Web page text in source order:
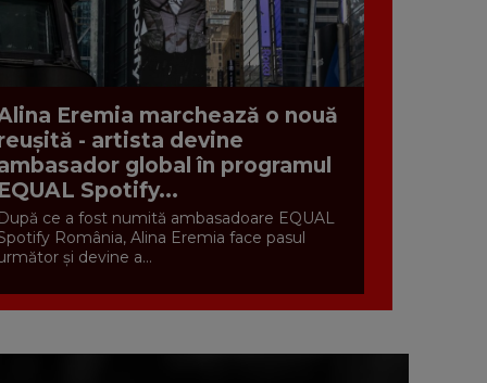
Eremia marchează o nouă
- artista devine
global în programul
EQUAL Spotify...
După ce a fost numită ambasadoare EQUAL
România, Alina Eremia face pasul
și devine a...